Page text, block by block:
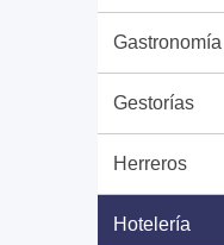
Gastronomía
Gestorías
Herreros
Hotelería